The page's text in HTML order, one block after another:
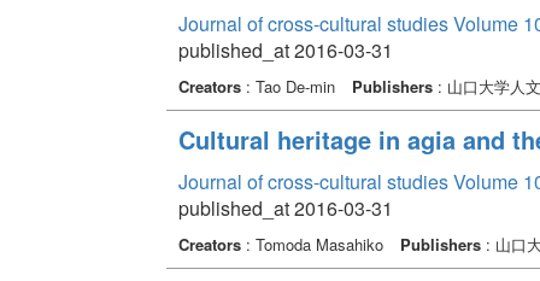
Journal of cross-cultural studies Volume
published_at 2016-03-31
Creators: Tao De-min Publishers: 山口大学人
Cultural heritage in agia and
Journal of cross-cultural studies Volume
published_at 2016-03-31
Creators: Tomoda Masahiko Publishers: 山口